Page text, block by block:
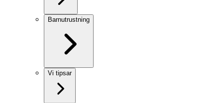
Barnutrustning
Vi tipsar